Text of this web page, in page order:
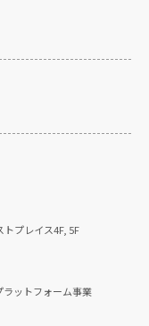
プレイス4F, 5F
ットフォーム事業